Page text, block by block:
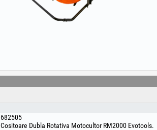
682505
Cositoare Dubla Rotativa Motocultor RM2000 Evotools.